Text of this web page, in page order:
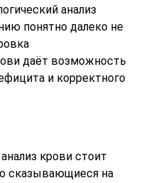
анализ
понятно далеко не
даёт возможность
и корректного
крови стоит
сказывающиеся на